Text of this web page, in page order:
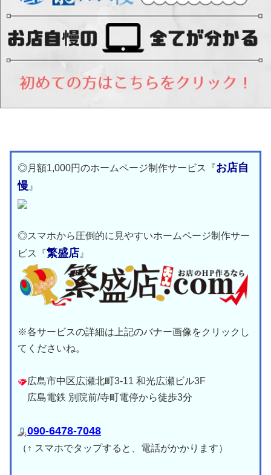
◎月額1,000円のホームページ制作サービス『お店自
慢 』
◎スマホから圧倒的に見やすいホームページ制作サー
ビス『繁盛店 』
※各サービスの詳細は上記のバナー画像をクリックし
てくださいね。
広島市中区広瀬北町3-11 和光広瀬ビル3F
広島電鉄 別院前/寺町電停から徒歩3分
090-6478-7048
（↑ スマホでタップすると、電話がかかります）